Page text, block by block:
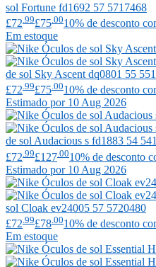
sol Fortune fd1692 57 5717468
£72 .99£75 .0010% de desconto
Em estoque
de sol Sky Ascent dq0801 55
£72 .99£75 .0010% de desconto
Estimado por 10 Aug 2026
de sol Audacious s fd1883 54
£72 .99£127 .0010% de desconto
Estimado por 10 Aug 2026
sol Cloak ev24005 57 5720480
£72 .99£78 .0010% de desconto
Em estoque